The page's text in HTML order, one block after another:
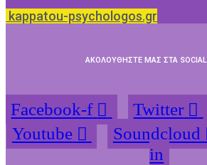
kappatou-psychologos.gr
ΑΚΟΛΟΥΘΗΣΤΕ ΜΑΣ ΣΤΑ SOCIAL
Facebook-f Twitter
Youtube
Soundcloud
in